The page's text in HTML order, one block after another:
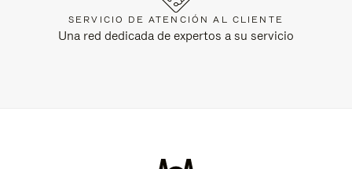
SERVICIO DE ATENCIÓN AL CLIENTE
Una red dedicada de expertos a su servicio